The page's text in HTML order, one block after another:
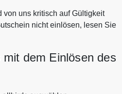
uns kritisch auf Gültigkeit
nicht einlösen, lesen Sie
dem Einlösen des